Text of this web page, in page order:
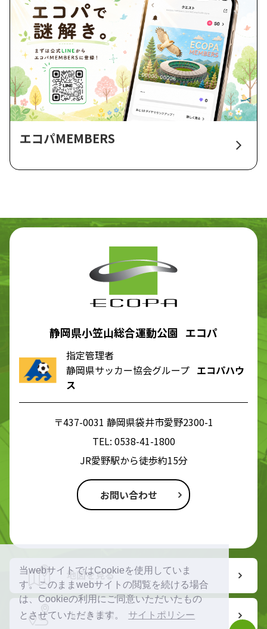
当webサイトではCookieを使用していま
す。このままwebサイトの閲覧を続ける場合
は、Cookieの利用にご同意いただいたもの
とさせていただきます。
サイトポリシー
エコパMEMBERS
静岡県小笠山総合運動公園 エコパ
指定管理者
静岡県サッカー協会グループ エコパハウ
ス
〒437-0031 静岡県袋井市愛野2300-1
TEL: 0538-41-1800
JR愛野駅から徒歩約15分
お問い合わせ
地図を見る
ルート検索